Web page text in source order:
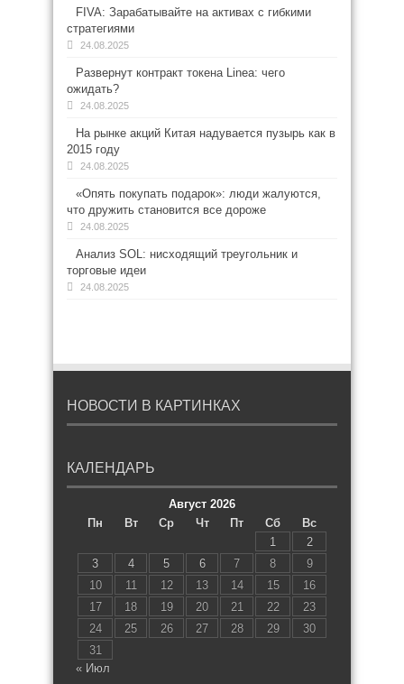
FIVA: Зарабатывайте на активах с гибкими
стратегиями
24.08.2025
Развернут контракт токена Linea: чего
ожидать?
24.08.2025
На рынке акций Китая надувается пузырь как в
2015 году
24.08.2025
«Опять покупать подарок»: люди жалуются,
что дружить становится все дороже
24.08.2025
Анализ SOL: нисходящий треугольник и
торговые идеи
24.08.2025
НОВОСТИ В КАРТИНКАХ
КАЛЕНДАРЬ
Август 2026
Пн
Вт Ср Чт Пт Сб
Вс
1
2
3
4 5 6 7 8
9
10
11 12 13 14 15
16
17
18 19 20 21 22
23
24
25 26 27 28 29
30
31
« Июл